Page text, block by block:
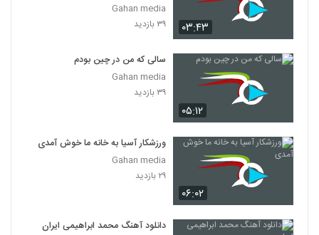
۰۳:۴۳
Gahan media
۳۹ بازدید
۰۵:۱۲
سالی که من در چین بودم
Gahan media
۳۹ بازدید
۰۶:۰۲
ورزشکار آسیا به خانه ما خوش آمدی
Gahan media
۲۹ بازدید
دانلود آهنگ محمد ابراهیمی ایران